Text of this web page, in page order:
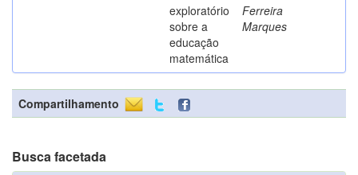
exploratório
sobre a
educação
matemática
Ferreira
Marques
Compartilhamento
Busca facetada